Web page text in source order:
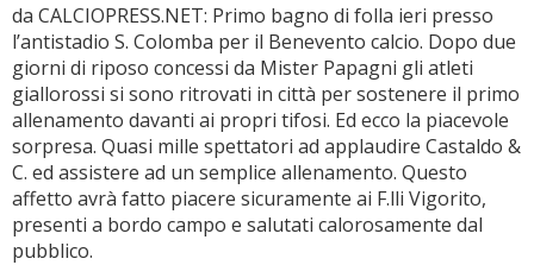
da CALCIOPRESS.NET: Primo bagno di folla ieri presso
l’antistadio S. Colomba per il Benevento calcio. Dopo due
giorni di riposo concessi da Mister Papagni gli atleti
giallorossi si sono ritrovati in città per sostenere il primo
allenamento davanti ai propri tifosi. Ed ecco la piacevole
sorpresa. Quasi mille spettatori ad applaudire Castaldo &
C. ed assistere ad un semplice allenamento. Questo
affetto avrà fatto piacere sicuramente ai F.lli Vigorito,
presenti a bordo campo e salutati calorosamente dal
pubblico.